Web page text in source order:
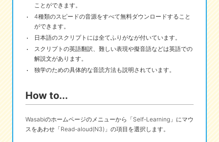
ことができます。
4種類のスピードの音源をすべて無料ダウンロードすること
ができます。
日本語のスクリプトには全てふりがなが付いています。
スクリプトの英語翻訳、難しい表現や擬音語などは英語での
解説文があります。
独学のための具体的な音読方法も説明されています。
How to...
Wasabiのホームページのメニューから「Self-Learning」にマウ
スをあわせ「Read-aloud(N3)」の項目を選択します。